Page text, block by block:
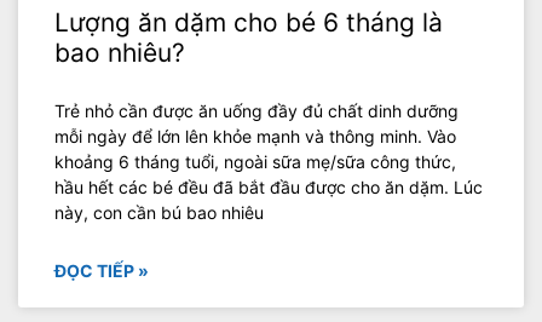
Lượng ăn dặm cho bé 6 tháng là
bao nhiêu?
Trẻ nhỏ cần được ăn uống đầy đủ chất dinh dưỡng
mỗi ngày để lớn lên khỏe mạnh và thông minh. Vào
khoảng 6 tháng tuổi, ngoài sữa mẹ/sữa công thức,
hầu hết các bé đều đã bắt đầu được cho ăn dặm. Lúc
này, con cần bú bao nhiêu
ĐỌC TIẾP »